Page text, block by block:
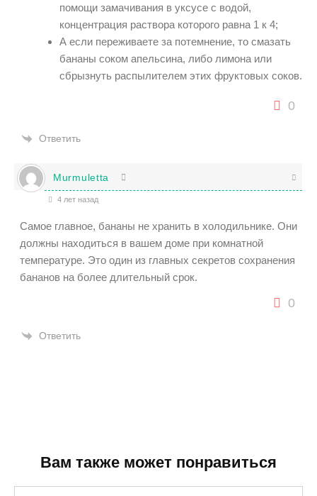
помощи замачивания в уксусе с водой,
концентрация раствора которого равна 1 к 4;
А если переживаете за потемнение, то смазать
бананы соком апельсина, либо лимона или
сбрызнуть распылителем этих фруктовых соков.
0
Ответить
Murmuletta
4 лет назад
Самое главное, бананы не хранить в холодильнике. Они
должны находиться в вашем доме при комнатной
температуре. Это один из главных секретов сохранения
бананов на более длительный срок.
0
Ответить
Вам также может понравиться